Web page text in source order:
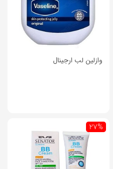
وازلین لب ارجینال
27%